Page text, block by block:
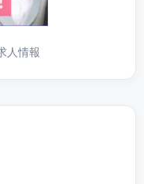
人情報